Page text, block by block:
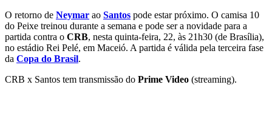
O retorno de Neymar ao Santos pode estar próximo. O camisa 10
do Peixe treinou durante a semana e pode ser a novidade para a
partida contra o CRB, nesta quinta-feira, 22, às 21h30 (de Brasília),
no estádio Rei Pelé, em Maceió. A partida é válida pela terceira fase
da Copa do Brasil.
CRB x Santos tem transmissão do Prime Video (streaming).